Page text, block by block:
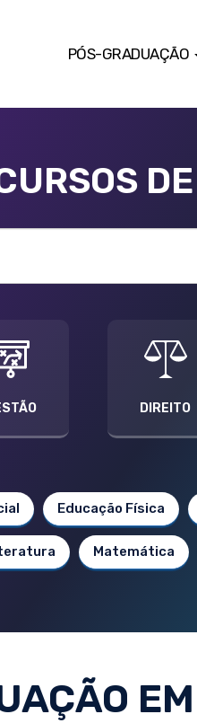
PÓS-GRADUAÇÃO
DIREITO
Educação Física
Matemática